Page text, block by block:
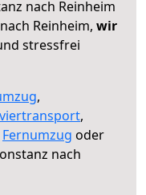
nach Reinheim
Reinheim, wir
stressfrei
,
,
Fernumzug oder
nach